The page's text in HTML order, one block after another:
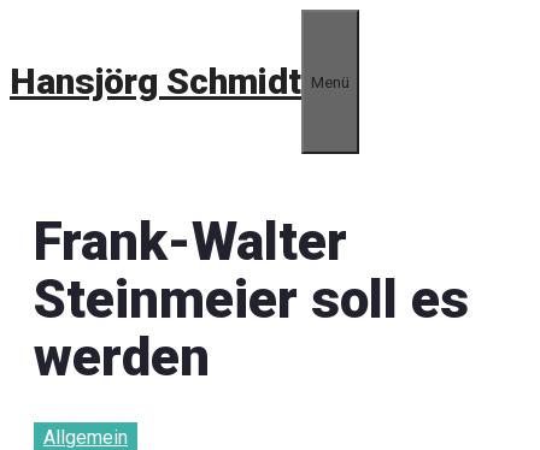
springen
Hansjörg Schmidt Menü
Frank-Walter
Steinmeier soll es
werden
Allgemein